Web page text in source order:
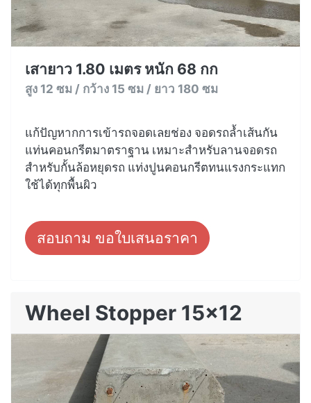
เสายาว 1.80 เมตร หนัก 68 กก
สูง 12 ซม / กว้าง 15 ซม / ยาว 180 ซม
แก้ปัญหากการเข้ารถจอดเลยช่อง จอดรถล้ำเส้นกัน
แท่นคอนกรีตมาตราฐาน เหมาะสำหรับลานจอดรถ
สำหรับกั้นล้อหยุดรถ แท่งปูนคอนกรีตทนแรงกระแทก
ใช้ได้ทุกพื้นผิว
สอบถาม ขอใบเสนอราคา
Wheel Stopper 15x12